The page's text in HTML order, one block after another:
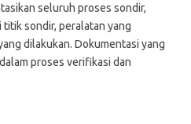
seluruh proses sondir,
sondir, peralatan yang
dilakukan. Dokumentasi yang
proses verifikasi dan